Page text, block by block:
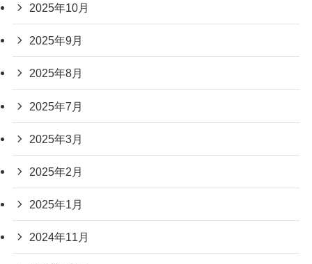
2025年10月
2025年9月
2025年8月
2025年7月
2025年3月
2025年2月
2025年1月
2024年11月